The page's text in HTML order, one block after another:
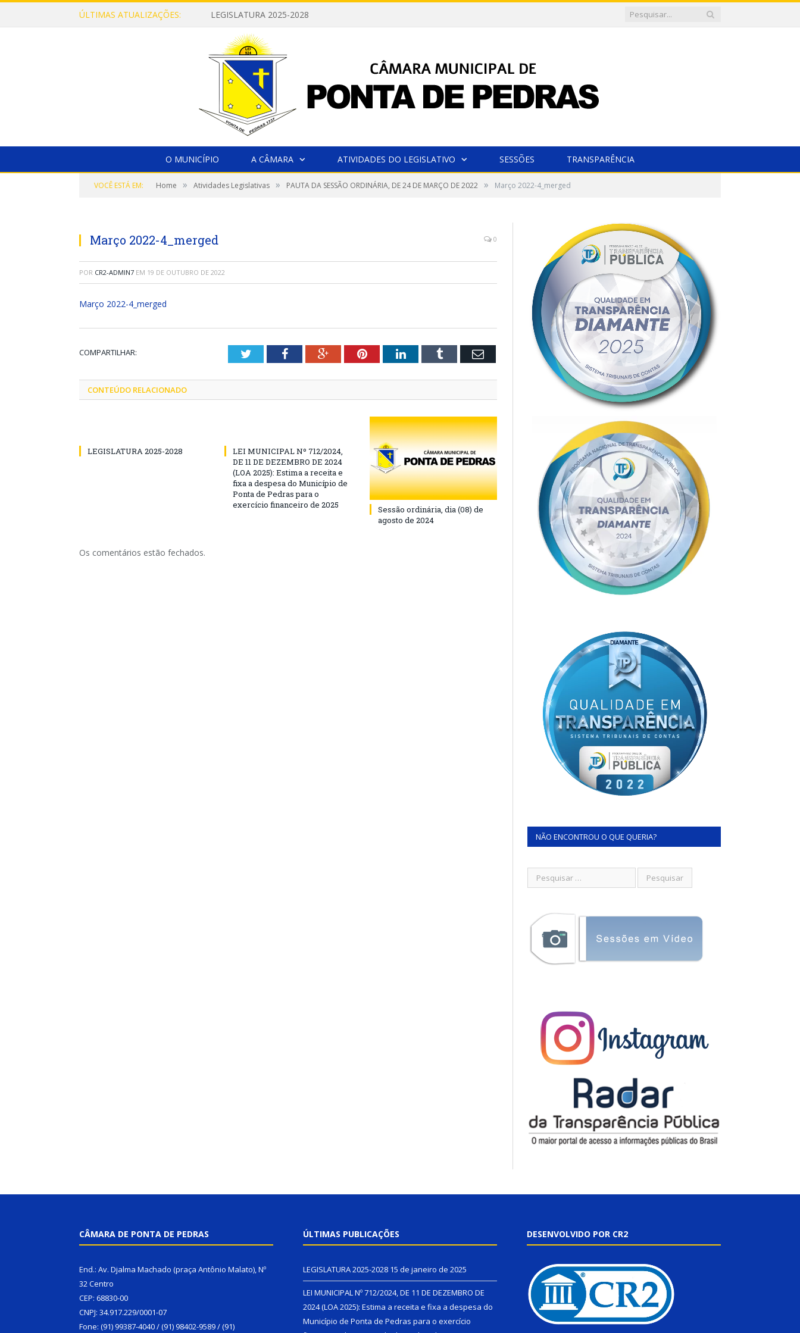
ÚLTIMAS ATUALIZAÇÕES: LEGISLATURA 2025-2028
O MUNICÍPIO A CÂMARA ATIVIDADES DO LEGISLATIVO SESSÕES TRANSPARÊNCIA
VOCÊ ESTÁ EM: Home » Atividades Legislativas » PAUTA DA SESSÃO ORDINÁRIA, DE 24 DE MARÇO DE 2022 » Março 2022-4_merged
Março 2022-4_merged 0
POR CR2-ADMIN7 EM 19 DE OUTUBRO DE 2022
Março 2022-4_merged
COMPARTILHAR: TwitterFacebookGoogle+PinterestLinkedInTumblr Email
CONTEÚDO RELACIONADO
LEGISLATURA 2025-2028
LEI MUNICIPAL Nº 712/2024,
DE 11 DE DEZEMBRO DE 2024
(LOA 2025): Estima a receita e
fixa a despesa do Município de
Ponta de Pedras para o
exercício financeiro de 2025
Sessão ordinária, dia (08) de
agosto de 2024
Os comentários estão fechados.
NÃO ENCONTROU O QUE QUERIA?
CÂMARA DE PONTA DE PEDRAS
End.: Av. Djalma Machado (praça Antônio Malato), Nº
32 Centro
CEP: 68830-00
CNPJ: 34.917.229/0001-07
Fone: (91) 99387-4040 / (91) 98402-9589 / (91)
ÚLTIMAS PUBLICAÇÕES
LEGISLATURA 2025-2028 15 de janeiro de 2025
LEI MUNICIPAL Nº 712/2024, DE 11 DE DEZEMBRO DE
2024 (LOA 2025): Estima a receita e fixa a despesa do
Município de Ponta de Pedras para o exercício
DESENVOLVIDO POR CR2